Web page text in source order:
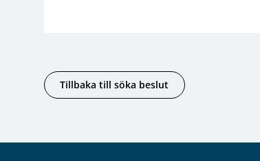
Tillbaka till söka beslut